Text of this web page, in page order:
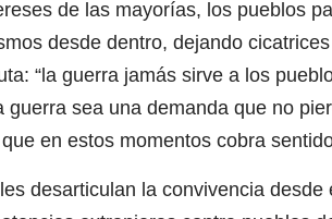
de las mayorías, los pueblos
desde dentro, dejando
“la guerra jamás sirve a los
guerra sea una demanda que no
en estos momentos cobra
desarticulan la convivencia